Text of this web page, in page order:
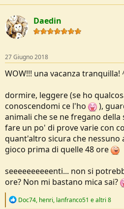
c
t
i
o
n
:
Daedin
27 Giugno 2018
WOW!!! una vacanza tranquilla!
dormire, leggere (se ho
conoscendomi ce l'ho
),
animali che se ne fregano
fare un po' di prove varie con
quant'altro sicura che nessuno
gioco prima di quelle 48 ore
seeeeeeeeeenti... non si
ore? Non mi bastano mica sai?
R
Doc74, henri, lanfranco51 e altri 8